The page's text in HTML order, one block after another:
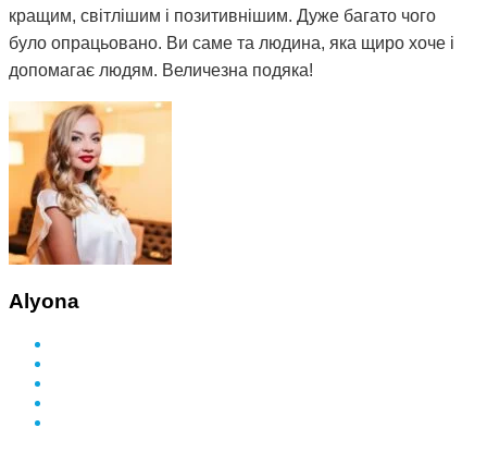
кращим, світлішим і позитивнішим. Дуже багато чого
було опрацьовано. Ви саме та людина, яка щиро хоче і
допомагає людям. Величезна подяка!
Alyona